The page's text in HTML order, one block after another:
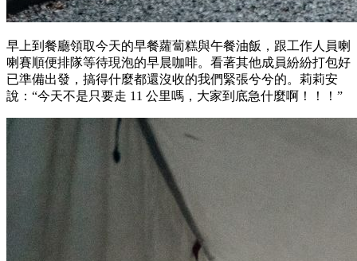
早上到餐廳領取今天的早餐蘿蔔糕與午餐油飯，跟工作人員喇
喇賽順便排隊等待現泡的早晨咖啡。看著其他成員紛紛打包好
已準備出發，搞得什麼都還沒收的我們緊張兮兮的。莉莉安
說：“今天不是只要走 11 公里嗎，大家到底急什麼啊！！！”